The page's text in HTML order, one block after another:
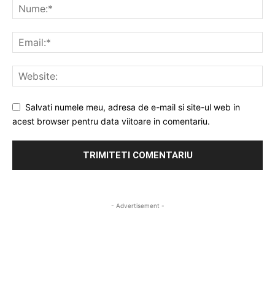
Salvati numele meu, adresa de e-mail si site-ul web in
acest browser pentru data viitoare in comentariu.
- Advertisement -